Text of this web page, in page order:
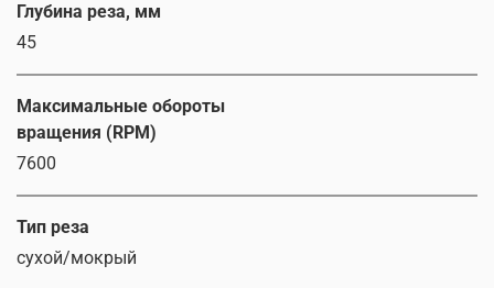
Глубина реза, мм
45
Максимальные обороты
вращения (RPM)
7600
Тип реза
сухой/мокрый